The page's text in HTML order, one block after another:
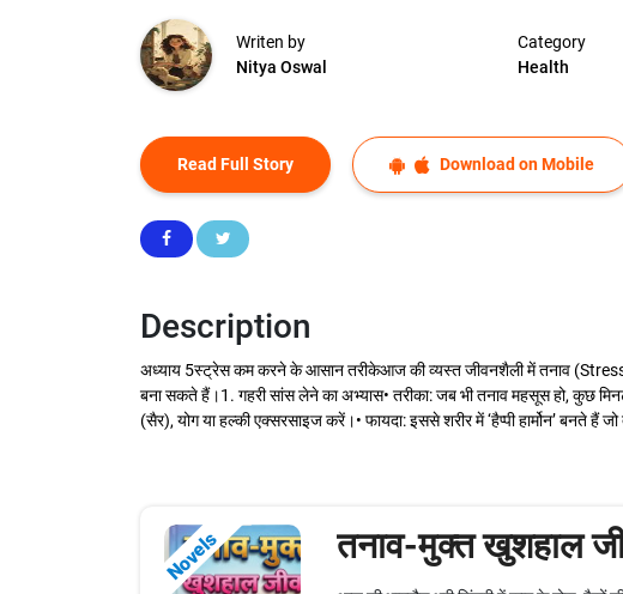
Writen by
Nitya Oswal
Category
Health
Read Full Story Download on Mobile
Description
अध्याय 5स्ट्रेस कम करने के आसान तरीकेआज की व्यस्त जीवनशैली में तनाव
बना सकते हैं।1. गहरी सांस लेने का अभ्यास• तरीका: जब भी तनाव महसूस हो, कुछ
(सैर), योग या हल्की एक्सरसाइज करें।• फायदा: इससे शरीर में ‘हैप्पी हार्मोन’ बनते हैं
Novels तनाव-मुक्त खुशहाल